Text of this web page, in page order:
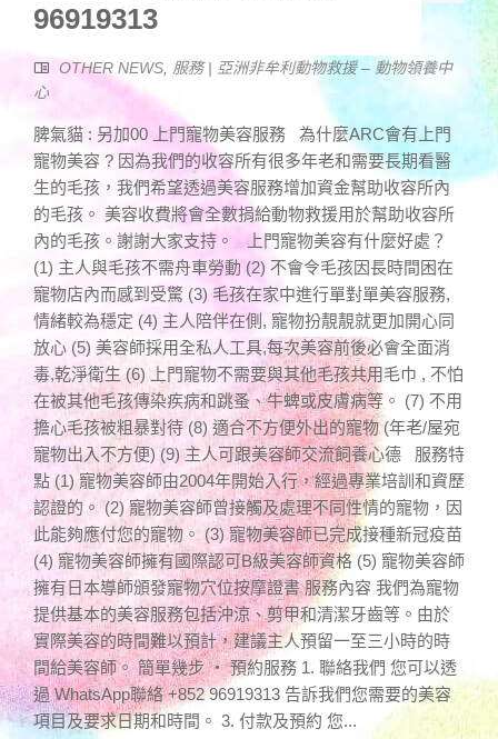
96919313
OTHER NEWS 服務 | 亞洲非牟利動物救援 – 動物領養中
心
脾氣貓 : 另加00 上門寵物美容服務 為什麼ARC會有上門
寵物美容 ? 因為我們的收容所有很多年老和需要長期看醫
生的毛孩，我們希望透過美容服務增加資金幫助收容所內
的毛孩。 美容收費將會全數捐給動物救援用於幫助收容所
內的毛孩。謝謝大家支持。 上門寵物美容有什麼好處？
(1) 主人與毛孩不需舟車勞動 (2) 不會令毛孩因長時間困在
寵物店內而感到受驚 (3) 毛孩在家中進行單對單美容服務,
情緒較為穩定 (4) 主人陪伴在側, 寵物扮靚靚就更加開心同
放心 (5) 美容師採用全私人工具,每次美容前後必會全面消
毒,乾淨衛生 (6) 上門寵物不需要與其他毛孩共用毛巾 , 不怕
在被其他毛孩傳染疾病和跳蚤、牛蜱或皮膚病等。 (7) 不用
擔心毛孩被粗暴對待 (8) 適合不方便外出的寵物 (年老/屋宛
寵物出入不方便) (9) 主人可跟美容師交流飼養心德 服務特
點 (1) 寵物美容師由2004年開始入行，經過專業培訓和資歷
認證的。 (2) 寵物美容師曾接觸及處理不同性情的寵物，因
此能夠應付您的寵物。 (3) 寵物美容師已完成接種新冠疫苗
(4) 寵物美容師擁有國際認可B級美容師資格 (5) 寵物美容師
擁有日本導師頒發寵物穴位按摩證書 服務內容 我們為寵物
提供基本的美容服務包括沖涼、剪甲和清潔牙齒等。由於
實際美容的時間難以預計，建議主人預留一至三小時的時
間給美容師。 簡單幾步 ‧ 預約服務 1. 聯絡我們 您可以透
過 WhatsApp聯絡 +852 96919313 告訴我們您需要的美容
項目及要求日期和時間。 3. 付款及預約 您...